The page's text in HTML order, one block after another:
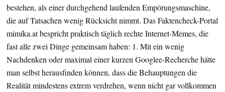
bestehen, als einer durchgehend laufenden Empörungsmaschine,
die auf Tatsachen wenig Rücksicht nimmt. Das Faktencheck-Portal
mimika.at bespricht praktisch täglich rechte Internet-Memes, die
fast alle zwei Dinge gemeinsam haben: 1. Mit ein wenig
Nachdenken oder maximal einer kurzen Googlee-Recherche hätte
man selbst herausfinden können, dass die Behauptungen die
Realität mindestens extrem verdrehen, wenn nicht gar vollkommen